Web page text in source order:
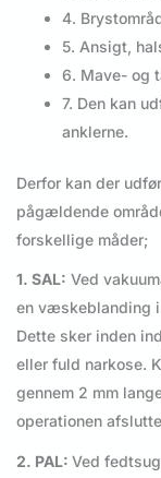
4.
5. Ansigt,
6. Mave- og
7. Den kan
anklerne.
Derfor kan der
pågældende
forskellige måder;
1. SAL: Ved
en væskeblanding
Dette sker inden
eller fuld narkose.
gennem 2 mm
operationen
2. PAL: Ved